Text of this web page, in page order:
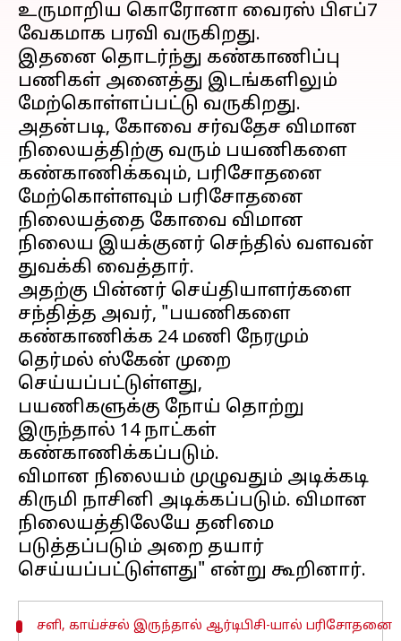
உருமாறிய கொரோனா வைரஸ் பிஎப்7
வேகமாக பரவி வருகிறது.
இதனை தொடர்ந்து கண்காணிப்பு
பணிகள் அனைத்து இடங்களிலும்
மேற்கொள்ளப்பட்டு வருகிறது.
அதன்படி, கோவை சர்வதேச விமான
நிலையத்திற்கு வரும் பயணிகளை
கண்காணிக்கவும், பரிசோதனை
மேற்கொள்ளவும் பரிசோதனை
நிலையத்தை கோவை விமான
நிலைய இயக்குனர் செந்தில் வளவன்
துவக்கி வைத்தார்.
அதற்கு பின்னர் செய்தியாளர்களை
சந்தித்த அவர், "பயணிகளை
கண்காணிக்க 24 மணி நேரமும்
தெர்மல் ஸ்கேன் முறை
செய்யப்பட்டுள்ளது,
பயணிகளுக்கு நோய் தொற்று
இருந்தால் 14 நாட்கள்
கண்காணிக்கப்படும்.
விமான நிலையம் முழுவதும் அடிக்கடி
கிருமி நாசினி அடிக்கப்படும். விமான
நிலையத்திலேயே தனிமை
படுத்தப்படும் அறை தயார்
சளி, காய்ச்சல் இருந்தால் ஆர்டிபிசி-யால் பரிசோதனை